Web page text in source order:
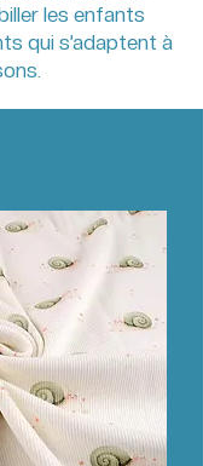
les enfants
qui s’adaptent à